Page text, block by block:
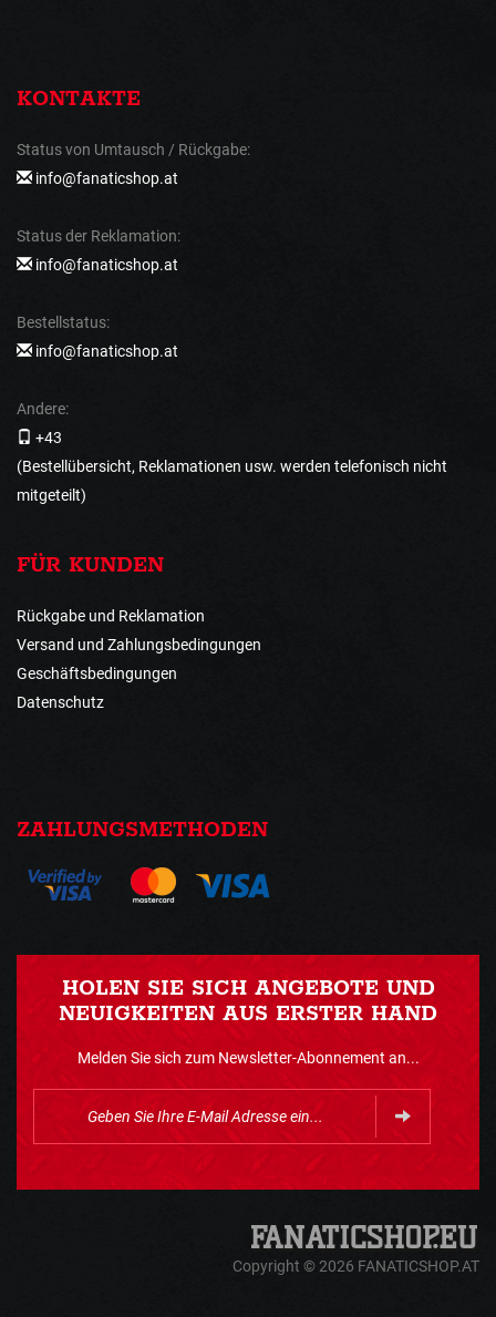
KONTAKTE
Status von Umtausch / Rückgabe:
info@fanaticshop.at
Status der Reklamation:
info@fanaticshop.at
Bestellstatus:
info@fanaticshop.at
Andere:
+43
(Bestellübersicht, Reklamationen usw. werden telefonisch nicht
mitgeteilt)
FÜR KUNDEN
Rückgabe und Reklamation
Versand und Zahlungsbedingungen
Geschäftsbedingungen
Datenschutz
ZAHLUNGSMETHODEN
HOLEN SIE SICH ANGEBOTE UND
NEUIGKEITEN AUS ERSTER HAND
Melden Sie sich zum Newsletter-Abonnement an...
Copyright © 2026 FANATICSHOP.AT